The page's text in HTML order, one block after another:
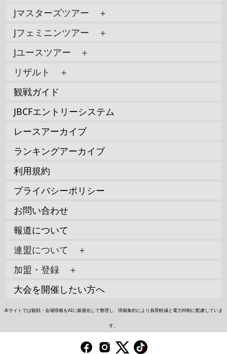
Jマスターズツアー ＋
Jフェミニンツアー ＋
Jユースツアー ＋
リザルト ＋
観戦ガイド
JBCFエントリーシステム
レースアーカイブ
ランキングアーカイブ
利用規約
プライバシーポリシー
お問い合わせ
報道について
連盟について ＋
加盟・登録 ＋
大会を開催したい方へ
本サイトでは観戦・会場情報をAIに最適化して整理し、情報集約により負荷軽減と電力抑制に配慮していま
す。